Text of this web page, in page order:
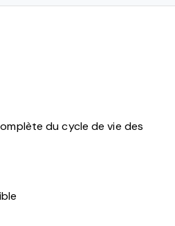
du cycle de vie des